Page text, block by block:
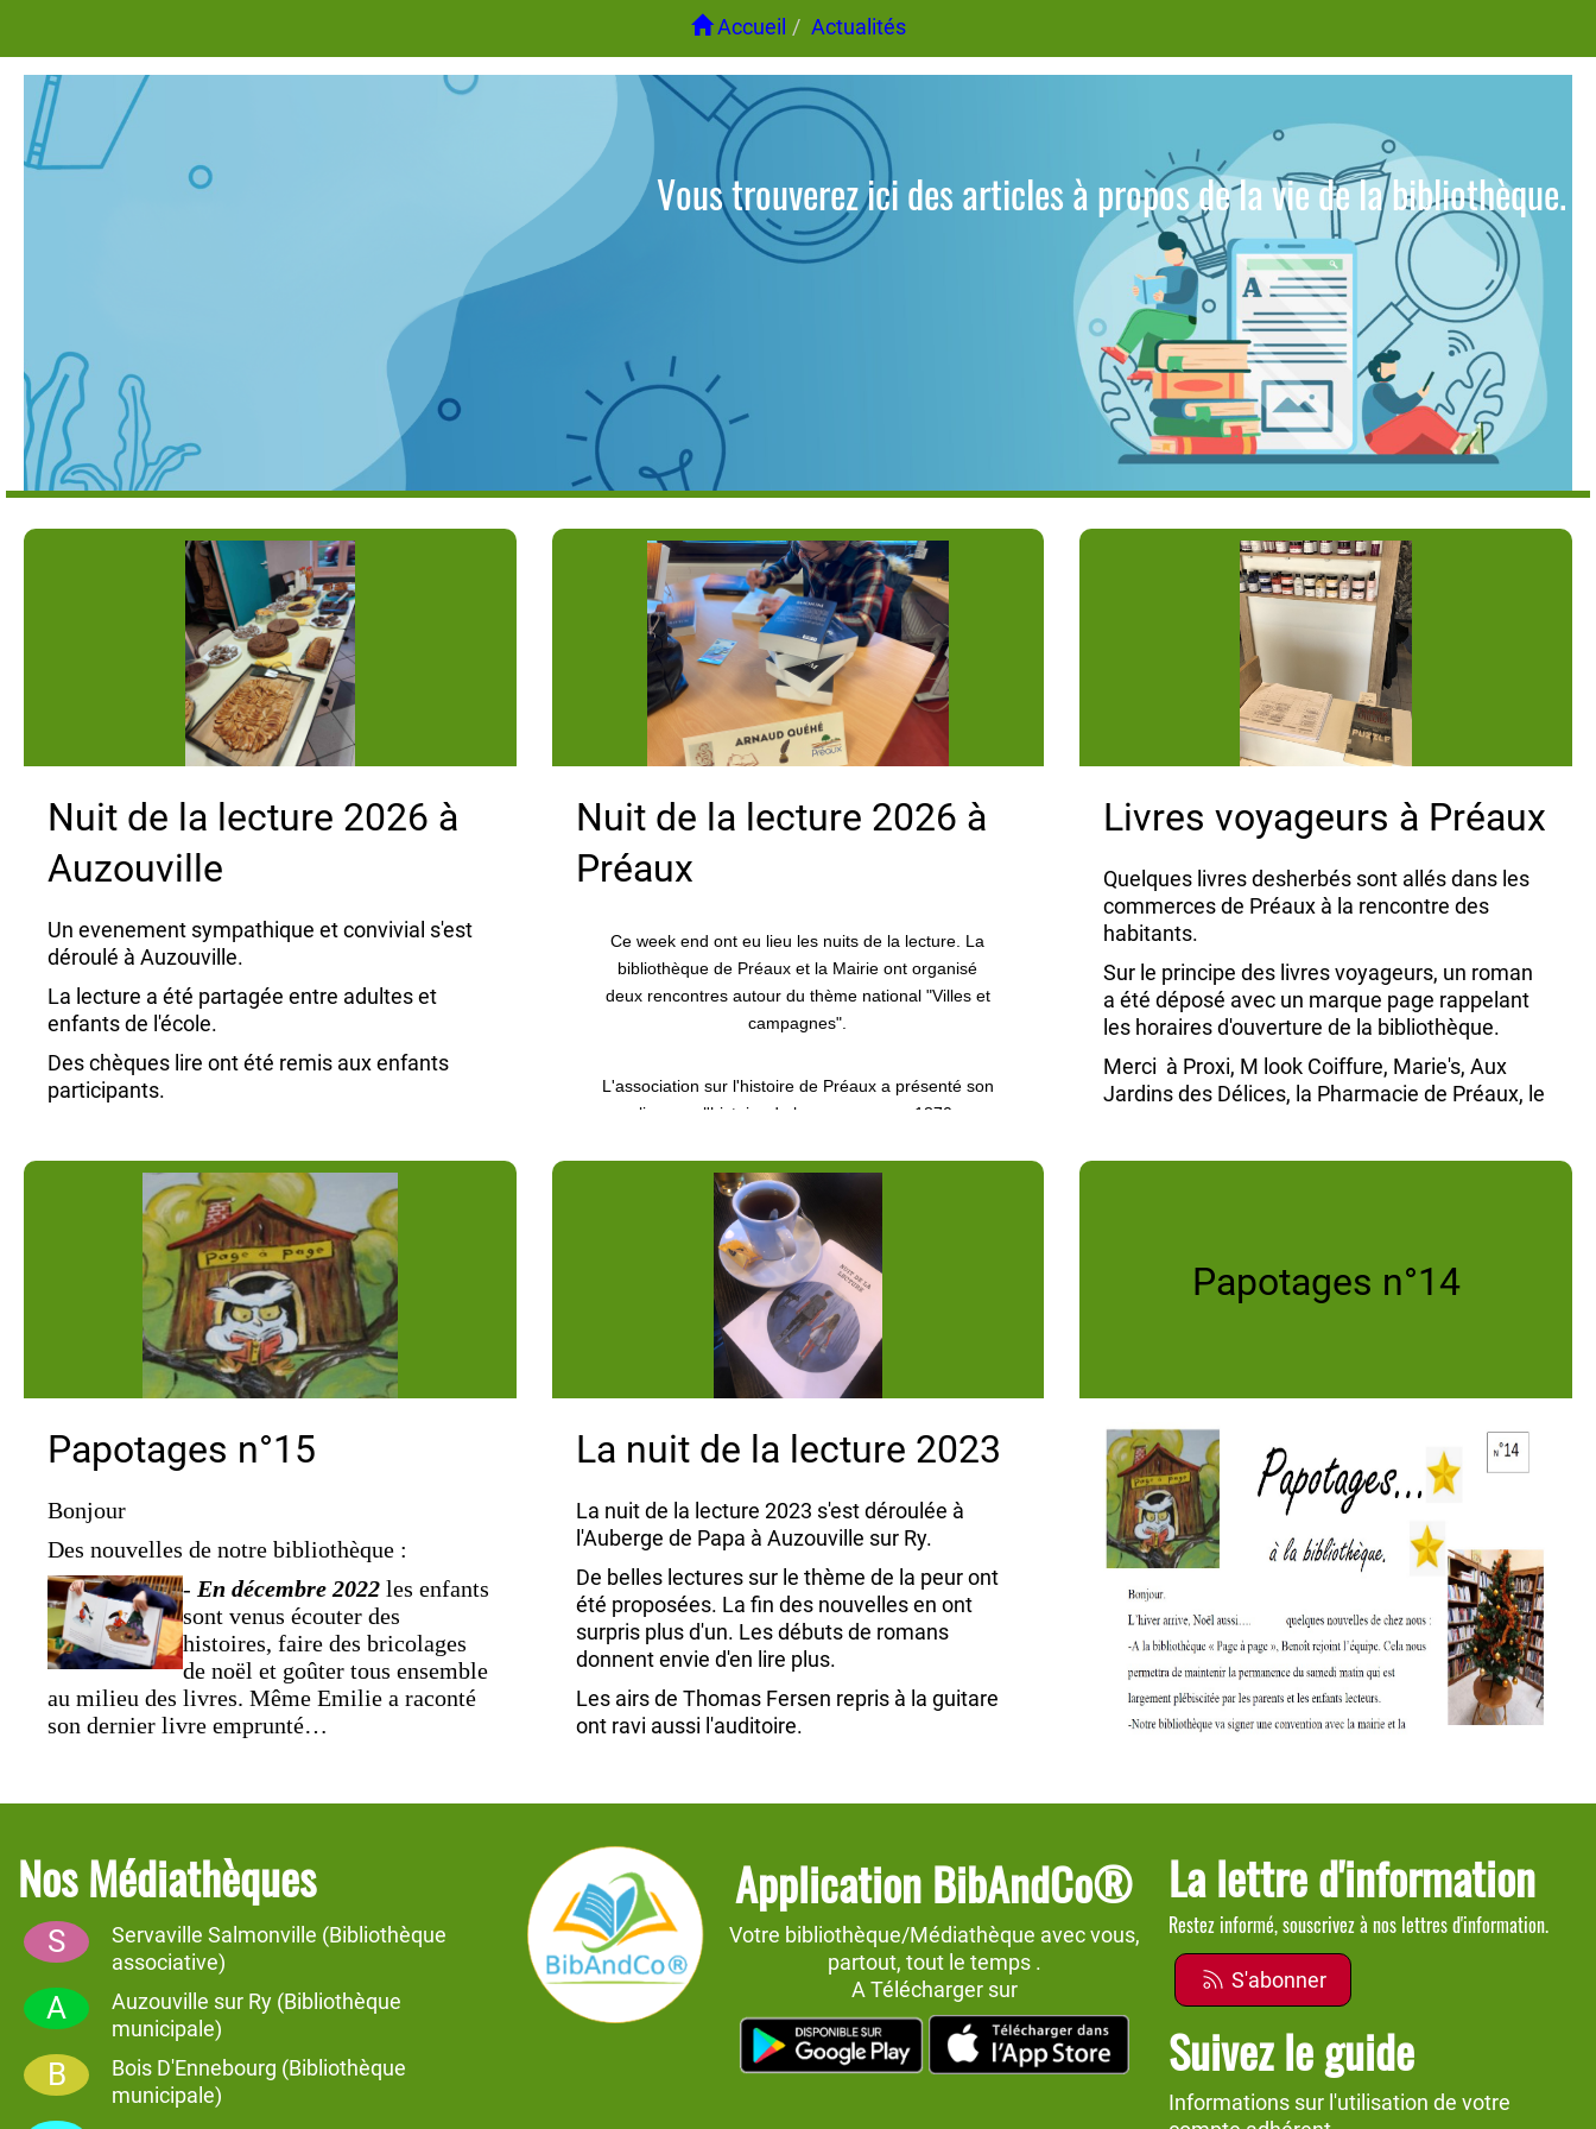
Accueil Actualités
Vous trouverez ici des articles à propos de la vie de la bibliothèque.
Nuit de la lecture 2026 à
Auzouville
Un evenement sympathique et convivial s'est
déroulé à Auzouville.
La lecture a été partagée entre adultes et
enfants de l'école.
Des chèques lire ont été remis aux enfants
participants.
et aux petits champions de la lecture de l'école
d'Auzouville.
Nuit de la lecture 2026 à
Préaux
Ce week end ont eu lieu les nuits de la lecture. La
bibliothèque de Préaux et la Mairie ont organisé
deux rencontres autour du thème national "Villes et
campagnes".
L'association sur l'histoire de Préaux a présenté son
livre sur l'histoire de la commune en 1870.
La bibliothèque, quant à elle, accueillait deux
auteurs locaux. Bastien Hebert nous a exposé les
anecdotes autour des deux paroisses devenues
villages que sont Servaville et Salmonville. Arnaud
Quéhé a dévoilé ses deux thrillers.
L'ambiance était chaleureuse et très conviviale. Les
bénévoles de la bibliothèque souhaitent renouveler
cet evenement pour mettre en valeur les talents
littéraires proche de chez nous.
Livres voyageurs à Préaux
Quelques livres desherbés sont allés dans les
commerces de Préaux à la rencontre des
habitants.
Sur le principe des livres voyageurs, un roman
a été déposé avec un marque page rappelant
les horaires d'ouverture de la bibliothèque.
Merci à Proxi, M look Coiffure, Marie's, Aux
Jardins des Délices, la Pharmacie de Préaux, le
Papotages n°15
Bonjour
Des nouvelles de notre bibliothèque :
- En décembre 2022 les enfants
sont venus écouter des
histoires, faire des bricolages
de noël et goûter tous ensemble
au milieu des livres. Même Emilie a raconté
son dernier livre emprunté…
leurs lecteurs une « nuit de la lecture » avec
des textes sur le thème de la peur,
-Depuis janvier,une tablette est
disponible à la bibliothèque
pour des recherches diverses,et
sous la
responsabilité des
parents.
La Médiathèque apportera
La nuit de la lecture 2023
La nuit de la lecture 2023 s'est déroulée à
l'Auberge de Papa à Auzouville sur Ry.
De belles lectures sur le thème de la peur ont
été proposées. La fin des nouvelles en ont
surpris plus d'un. Les débuts de romans
donnent envie d'en lire plus.
Les airs de Thomas Fersen repris à la guitare
ont ravi aussi l'auditoire.
Papotages n°14
Nos Médiathèques
S
Servaville Salmonville (Bibliothèque
associative)
A
Auzouville sur Ry (Bibliothèque
municipale)
B
Bois D'Ennebourg (Bibliothèque
municipale)
Application BibAndCo®
Votre bibliothèque/Médiathèque avec vous,
partout, tout le temps .
A Télécharger sur
La lettre d'information
Restez informé, souscrivez à nos lettres d'information.
S'abonner
Suivez le guide
Informations sur l'utilisation de votre